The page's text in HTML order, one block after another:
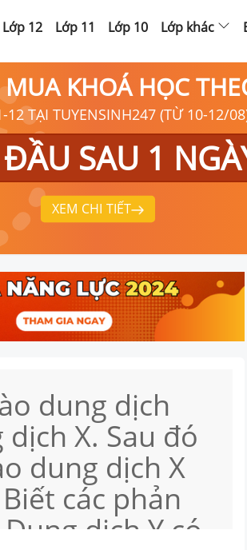
Lớp 12 Lớp 11 Lớp 10 Lớp khác
KHOÁ HỌC
12 TẠI TUYENSINH247 (TỪ 10-12/
SAU 1
XEM CHI TIẾT
dung dịch
X. Sau đó
dung dịch X
các phản
dịch Y có